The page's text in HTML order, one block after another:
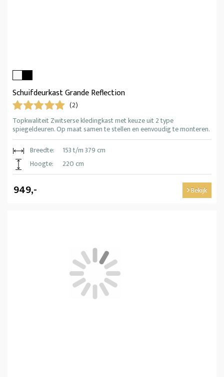
Schuifdeurkast Grande Reflection
(2)
Topkwaliteit Zwitserse kledingkast met keuze uit 2 type
spiegeldeuren. Op maat samen te stellen en eenvoudig te monteren.
Breedte:
153 t/m 379 cm
Hoogte:
220 cm
949,- Bekijk